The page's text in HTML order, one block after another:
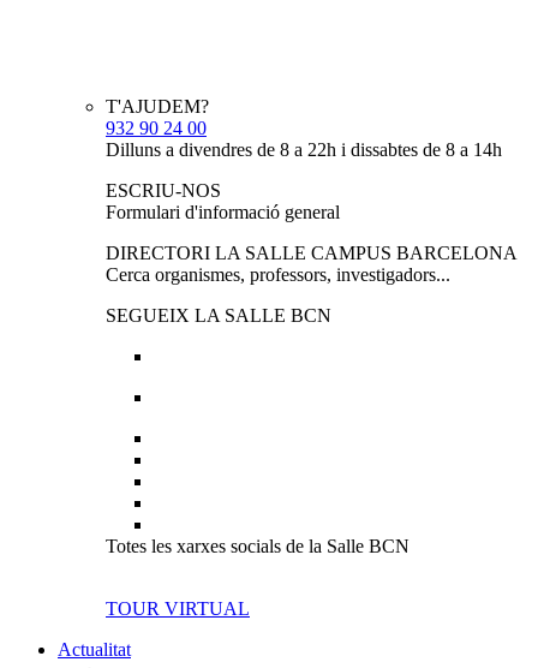
T'AJUDEM?
932 90 24 00
Dilluns a divendres de 8 a 22h i dissabtes de 8 a 14h
ESCRIU-NOS
Formulari d'informació general
DIRECTORI LA SALLE CAMPUS BARCELONA
Cerca organismes, professors, investigadors...
SEGUEIX LA SALLE BCN
Totes les xarxes socials de la Salle BCN
TOUR VIRTUAL
Actualitat